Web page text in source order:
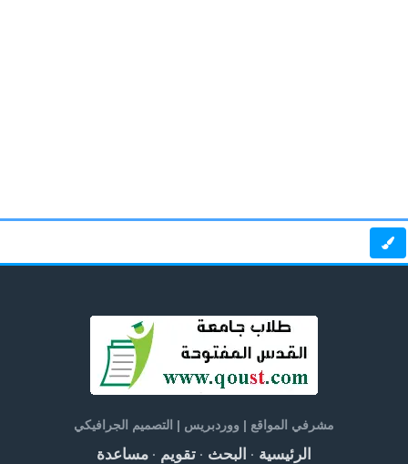
مشرفي المواقع | ووردبريس | التصميم الجرافيكي
الرئيسية· البحث· تقويم· مساعدة